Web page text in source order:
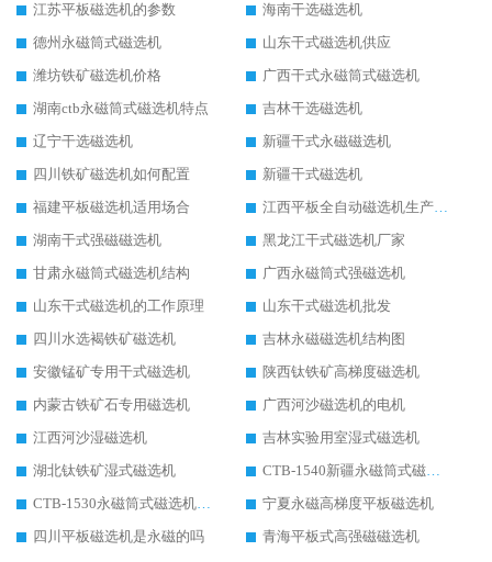
江苏平板磁选机的参数
海南干选磁选机
德州永磁筒式磁选机
山东干式磁选机供应
潍坊铁矿磁选机价格
广西干式永磁筒式磁选机
湖南ctb永磁筒式磁选机特点
吉林干选磁选机
辽宁干选磁选机
新疆干式永磁磁选机
四川铁矿磁选机如何配置
新疆干式磁选机
福建平板磁选机适用场合
江西平板全自动磁选机生产厂家
湖南干式强磁磁选机
黑龙江干式磁选机厂家
甘肃永磁筒式磁选机结构
广西永磁筒式强磁选机
山东干式磁选机的工作原理
山东干式磁选机批发
四川水选褐铁矿磁选机
吉林永磁磁选机结构图
安徽锰矿专用干式磁选机
陕西钛铁矿高梯度磁选机
内蒙古铁矿石专用磁选机
广西河沙磁选机的电机
江西河沙湿磁选机
吉林实验用室湿式磁选机
湖北钛铁矿湿式磁选机
CTB-1540新疆永磁筒式磁选机
CTB-1530永磁筒式磁选机代理商
宁夏永磁高梯度平板磁选机
四川平板磁选机是永磁的吗
青海平板式高强磁磁选机